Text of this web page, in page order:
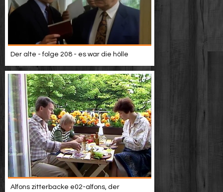
Der alte - folge 208 - es war die hölle
Alfons zitterbacke e02-alfons, der